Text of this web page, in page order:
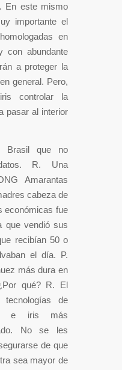
En este mismo
importante el
en
con abundante
a proteger la
general. Pero,
controlar la
pasar al interior
Brasil que no
R. Una
Amarantas
cabeza de
económicas fue
que vendió sus
recibían 50 o
el día. P.
más dura en
qué? R. El
de
e iris más
No se les
de que
sea mayor de